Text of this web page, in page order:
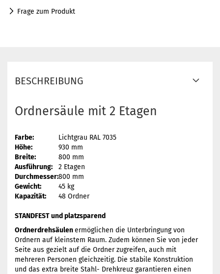
Frage zum Produkt
BESCHREIBUNG
Ordnersäule mit 2 Etagen
Farbe:
Lichtgrau RAL 7035
Höhe:
930 mm
Breite:
800 mm
Ausführung:
2 Etagen
Durchmesser:800 mm
Gewicht:
45 kg
Kapazität:
48 Ordner
STANDFEST und platzsparend
Ordnerdrehsäulenermöglichen die Unterbringung von
Ordnern auf kleinstem Raum. Zudem können Sie von jeder
Seite aus gezielt auf die Ordner zugreifen, auch mit
mehreren Personen gleichzeitig. Die stabile Konstruktion
und das extra breite Stahl- Drehkreuz garantieren einen